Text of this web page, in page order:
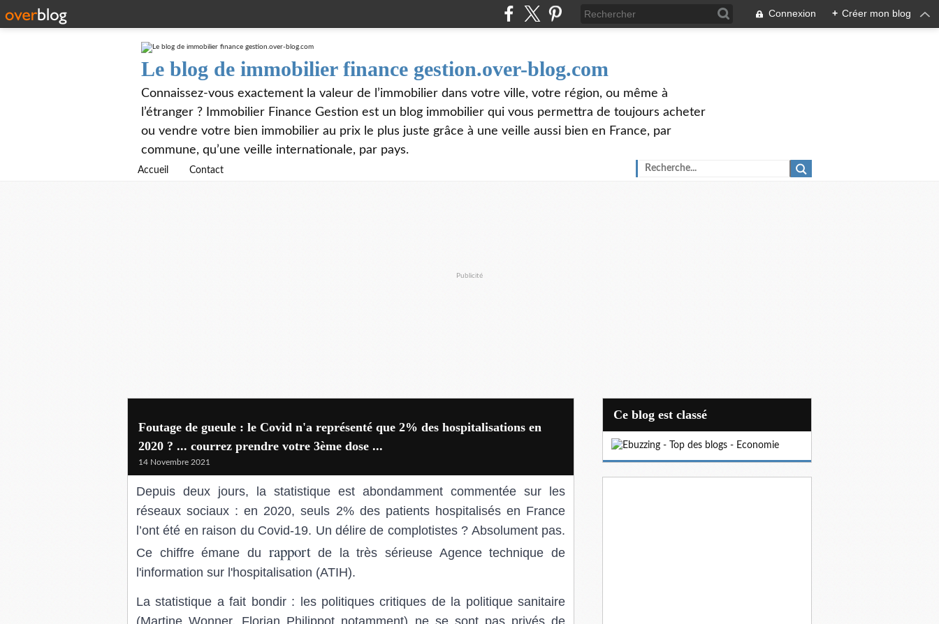
Connexion + Créer mon blog
Le blog de immobilier finance gestion.over-blog.com
Connaissez-vous exactement la valeur de l’immobilier dans votre ville, votre région, ou même à
l’étranger ? Immobilier Finance Gestion est un blog immobilier qui vous permettra de toujours acheter
ou vendre votre bien immobilier au prix le plus juste grâce à une veille aussi bien en France, par
commune, qu’une veille internationale, par pays.
Accueil Contact
Publicité
Foutage de gueule : le Covid n'a représenté que 2% des hospitalisations en
2020 ? ... courrez prendre votre 3ème dose ...
14 Novembre 2021
Depuis deux jours, la statistique est abondamment commentée sur les
réseaux sociaux : en 2020, seuls 2% des patients hospitalisés en France
l’ont été en raison du Covid-19. Un délire de complotistes ? Absolument pas.
Ce chiffre émane du rapportde la très sérieuse Agence technique de
l'information sur l'hospitalisation (ATIH).
La statistique a fait bondir : les politiques critiques de la politique sanitaire
(Martine Wonner, Florian Philippot notamment) ne se sont pas privés de
Ce blog est classé